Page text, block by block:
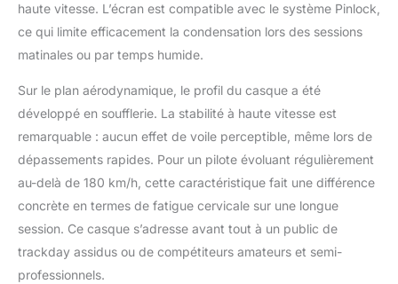
haute vitesse. L’écran est compatible avec le système Pinlock,
ce qui limite efficacement la condensation lors des sessions
matinales ou par temps humide.
Sur le plan aérodynamique, le profil du casque a été
développé en soufflerie. La stabilité à haute vitesse est
remarquable : aucun effet de voile perceptible, même lors de
dépassements rapides. Pour un pilote évoluant régulièrement
au-delà de 180 km/h, cette caractéristique fait une différence
concrète en termes de fatigue cervicale sur une longue
session. Ce casque s’adresse avant tout à un public de
trackday assidus ou de compétiteurs amateurs et semi-
professionnels.